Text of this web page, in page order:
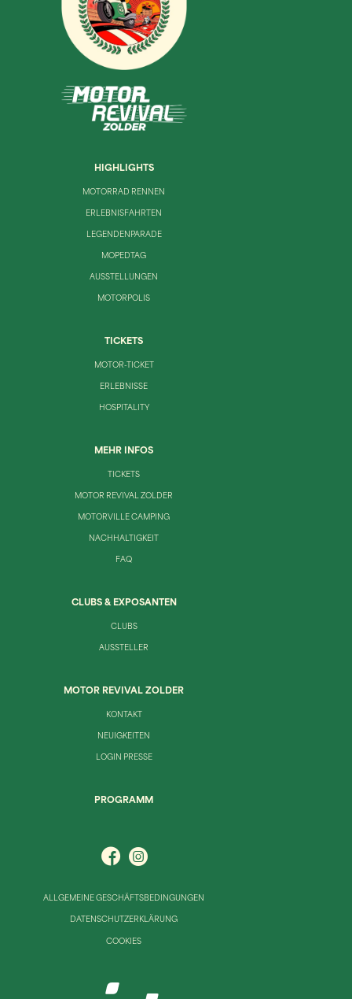
HIGHLIGHTS
MOTORRAD RENNEN
ERLEBNISFAHRTEN
LEGENDENPARADE
MOPEDTAG
AUSSTELLUNGEN
MOTORPOLIS
TICKETS
MOTOR-TICKET
ERLEBNISSE
HOSPITALITY
MEHR INFOS
TICKETS
MOTOR REVIVAL ZOLDER
MOTORVILLE CAMPING
NACHHALTIGKEIT
FAQ
CLUBS & EXPOSANTEN
CLUBS
AUSSTELLER
MOTOR REVIVAL ZOLDER
KONTAKT
NEUIGKEITEN
LOGIN PRESSE
PROGRAMM
ALLGEMEINE GESCHÄFTSBEDINGUNGEN
DATENSCHUTZERKLÄRUNG
COOKIES